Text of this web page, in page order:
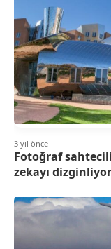
3 yıl önce
Fotoğraf
zekayı